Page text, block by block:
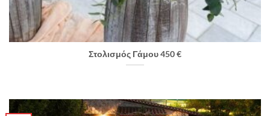
Στολισμός Γάμου 450 €